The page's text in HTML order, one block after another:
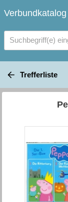
Suchbegriff(e)
Trefferliste